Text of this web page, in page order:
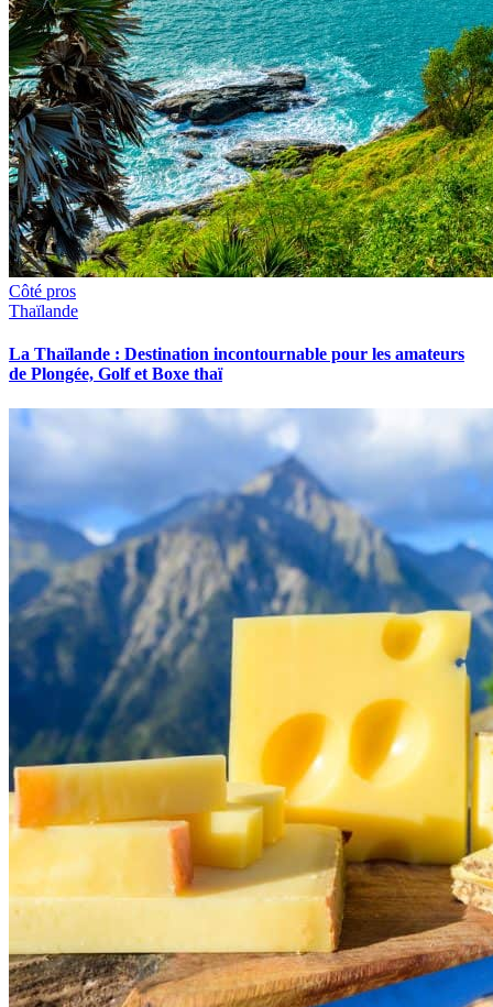
Côté pros
Thaïlande
La Thaïlande : Destination incontournable pour les amateurs
de Plongée, Golf et Boxe thaï